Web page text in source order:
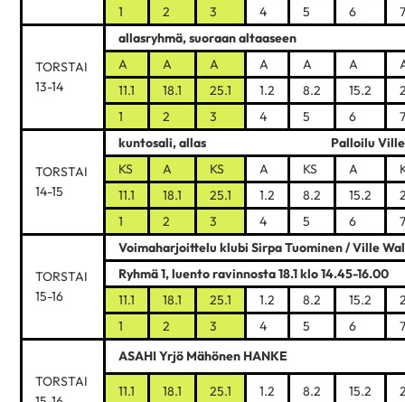
1
2 3 4 5 6 7
TORSTAI
13-14
allasryhmä, suoraan altaaseen
A
A A A A A
11.1
18.1 25.1 1.2 8.2 15.2
1
2 3 4 5 6 7
TORSTAI
14-15
kuntosali, allas Palloilu Ville
KS
A KS A KS A
11.1
18.1 25.1 1.2 8.2 15.2
1
2 3 4 5 6 7
TORSTAI
15-16
Voimaharjoittelu klubi Sirpa Tuominen / Ville
Ryhmä 1, luento ravinnosta 18.1 klo 14.45-16.00
11.1
18.1 25.1 1.2 8.2 15.2
1
2 3 4 5 6 7
TORSTAI
ASAHI Yrjö Mähönen HANKE
11.1 18.1 25.1 1.2 8.2 15.2